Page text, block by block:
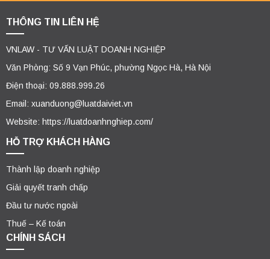
THÔNG TIN LIÊN HỆ
VNLAW - TƯ VẤN LUẬT DOANH NGHIỆP
Văn Phòng: Số 9 Vạn Phúc, phường Ngọc Hà, Hà Nội
Điện thoại: 09.888.999.26
Email: xuanduong@luatdaiviet.vn
Website: https://luatdoanhnghiep.com/
HỖ TRỢ KHÁCH HÀNG
Thành lập doanh nghiệp
Giải quyết tranh chấp
Đầu tư nước ngoài
Thuế – Kế toán
CHÍNH SÁCH